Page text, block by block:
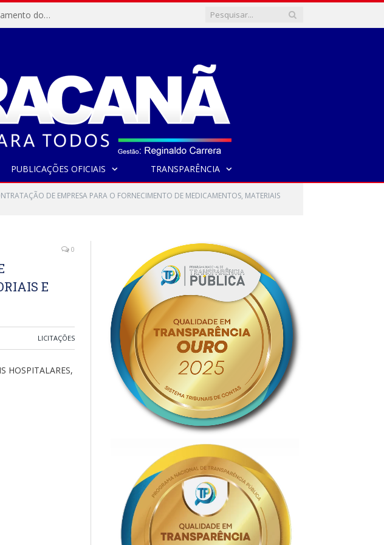
Resex Maracanã avança no processo de gestão e ordenamento do turismo em nossas áreas protegidas.
PUBLICAÇÕES OFICIAIS TRANSPARÊNCIA
DE EMPRESA PARA O FORNECIMENTO DE MEDICAMENTOS, MATERIAIS
E
0
LICITAÇÕES
HOSPITALARES,